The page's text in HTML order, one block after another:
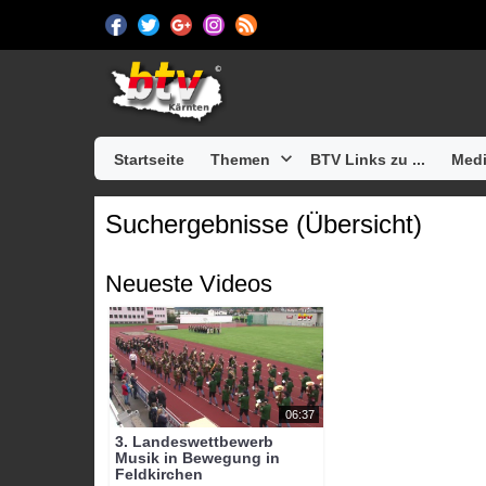
Startseite Themen BTV Links zu ...
Suchergebnisse (Übersicht)
Neueste Videos
06:37
3. Landeswettbewerb
Musik in Bewegung in
Feldkirchen